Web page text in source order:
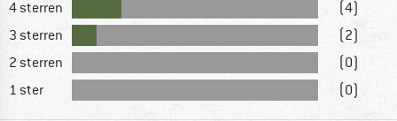
4 sterren
(4)
3 sterren
(2)
2 sterren
(0)
1 ster
(0)